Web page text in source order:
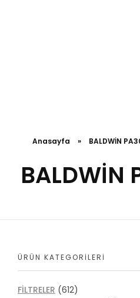
Anasayfa » BALDWİN
BALDWİN
ÜRÜN KATEGORILERI
FİLTRELER (612)